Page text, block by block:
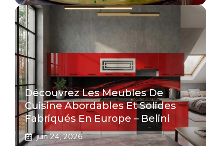
Découvrez Les Meubles De
Cuisine Abordables Et Solides
Fabriqués En Europe – Belini
juin 24, 2026